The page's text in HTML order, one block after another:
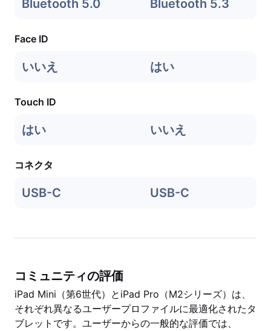
Bluetooth 5.0 Bluetooth 5.3
Face ID
いいえ はい
Touch ID
はい いいえ
コネクタ
USB-C USB-C
コミュニティの評価
iPad Mini（第6世代）とiPad Pro（M2シリーズ）は、
それぞれ異なるユーザープロファイルに最適化されたタ
ブレットです。ユーザーからの一般的な評価では、